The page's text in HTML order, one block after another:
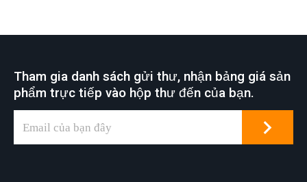
Tham gia danh sách gửi thư, nhận bảng giá sản
phẩm trực tiếp vào hộp thư đến của bạn.